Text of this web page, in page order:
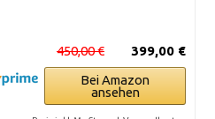
399,00 €
450,00 €
Bei Amazon
ansehen